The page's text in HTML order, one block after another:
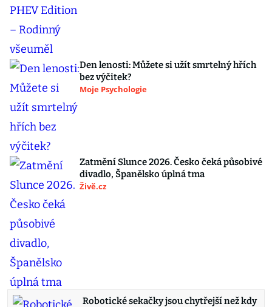
Den lenosti: Můžete si užít smrtelný hřích
bez výčitek?
Moje Psychologie
Zatmění Slunce 2026. Česko čeká působivé
divadlo, Španělsko úplná tma
Živě.cz
Robotické sekačky jsou chytřejší než kdy